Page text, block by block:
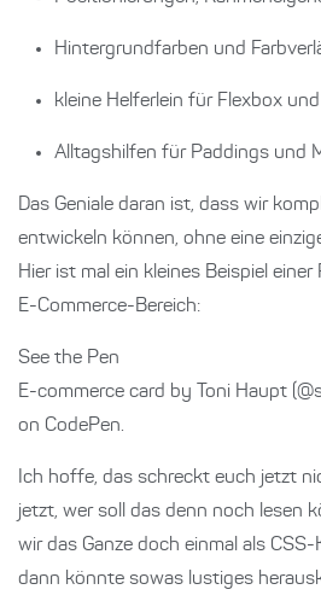
Hintergrundfarben und
kleine Helferlein für Flexbox
Alltagshilfen für Paddings und
Das Geniale daran ist, dass wir
entwickeln können, ohne eine
Hier ist mal ein kleines Beispiel
E-Commerce-Bereich:
See the Pen
E-commerce card by Toni Haupt
on CodePen.
Ich hoffe, das schreckt euch jetzt
jetzt, wer soll das denn noch lesen
wir das Ganze doch einmal als
dann könnte sowas lustiges